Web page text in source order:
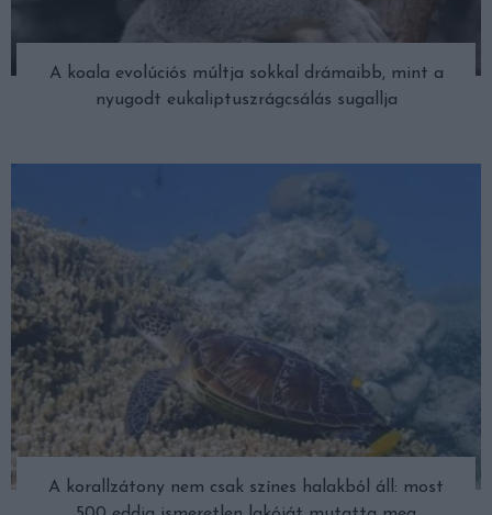
A koala evolúciós múltja sokkal drámaibb, mint a
nyugodt eukaliptuszrágcsálás sugallja
A korallzátony nem csak színes halakból áll: most